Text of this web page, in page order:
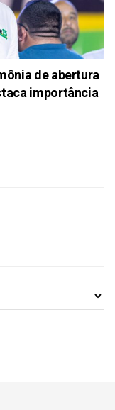
de abertura
importância